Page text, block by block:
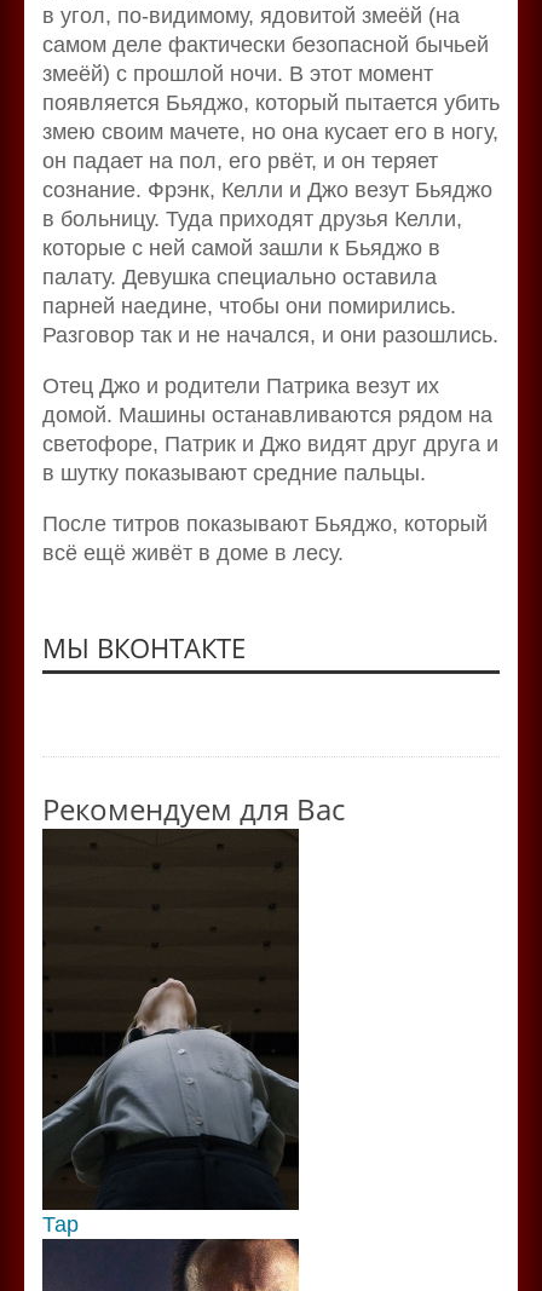
в угол, по-видимому, ядовитой змеёй (на
самом деле фактически безопасной бычьей
змеёй) с прошлой ночи. В этот момент
появляется Бьяджо, который пытается убить
змею своим мачете, но она кусает его в ногу,
он падает на пол, его рвёт, и он теряет
сознание. Фрэнк, Келли и Джо везут Бьяджо
в больницу. Туда приходят друзья Келли,
которые с ней самой зашли к Бьяджо в
палату. Девушка специально оставила
парней наедине, чтобы они помирились.
Разговор так и не начался, и они разошлись.
Отец Джо и родители Патрика везут их
домой. Машины останавливаются рядом на
светофоре, Патрик и Джо видят друг друга и
в шутку показывают средние пальцы.
После титров показывают Бьяджо, который
всё ещё живёт в доме в лесу.
МЫ ВКОНТАКТЕ
Рекомендуем для Вас
Тар